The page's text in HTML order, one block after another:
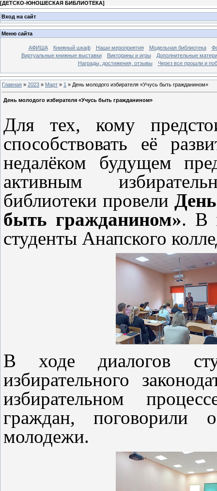
[ДЕТСКО-ЮНОШЕСКАЯ БИБЛИОТЕКА]
Вход на сайт
Меню сайта
АФИША Книжный шкаф Наши мероприятия Модельная библиотека
Виртуальные книжные выставки
Викторины и игры
Дополнительные
Награды, достижения, отзывы
Через все прошли и
Главная » 2023 » Март » 1 » День молодого избирателя «Учусь быть гражданином»
День молодого избирателя «Учусь быть гражданином»
Для тех, кому
способствовать её
недалёком будущем
активным
библиотеки провели
быть гражданином». В
студенты Анапского
В ходе диалогов
избирательного
избирательном
граждан, поговорили
молодежи.